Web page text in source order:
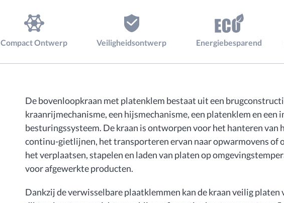
Compact Ontwerp Veiligheidsontwerp Energiebesparend
De bovenloopkraan met platenklem bestaat uit een
kraanrijmechanisme, een hijsmechanisme, een platenklem en
besturingssysteem. De kraan is ontworpen voor het hanteren van
continu-gietlijnen, het transporteren ervan naar opwarmovens of
het verplaatsen, stapelen en laden van platen op
voor afgewerkte producten.
Dankzij de verwisselbare plaatklemmen kan de kraan veilig platen